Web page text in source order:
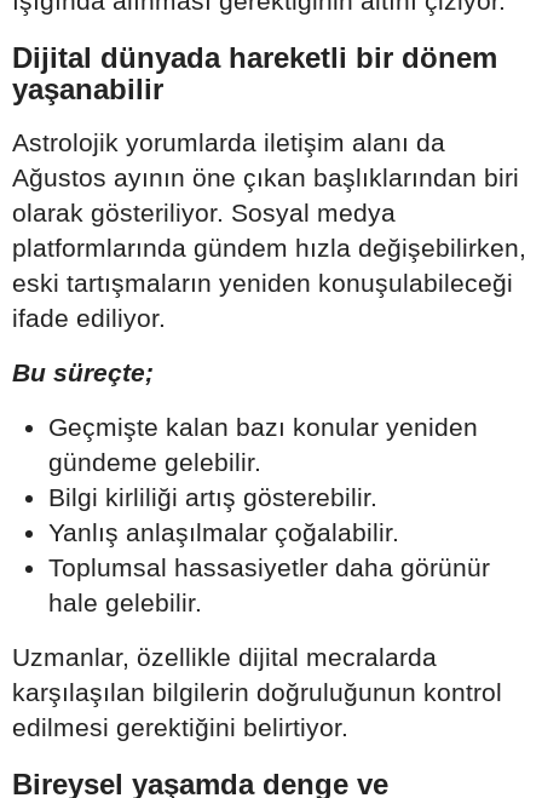
Dijital dünyada hareketli bir dönem
yaşanabilir
Astrolojik yorumlarda iletişim alanı da
Ağustos ayının öne çıkan başlıklarından biri
olarak gösteriliyor. Sosyal medya
platformlarında gündem hızla değişebilirken,
eski tartışmaların yeniden konuşulabileceği
ifade ediliyor.
Bu süreçte;
Geçmişte kalan bazı konular yeniden
gündeme gelebilir.
Bilgi kirliliği artış gösterebilir.
Yanlış anlaşılmalar çoğalabilir.
Toplumsal hassasiyetler daha görünür
hale gelebilir.
Uzmanlar, özellikle dijital mecralarda
karşılaşılan bilgilerin doğruluğunun kontrol
edilmesi gerektiğini belirtiyor.
Bireysel yaşamda denge ve